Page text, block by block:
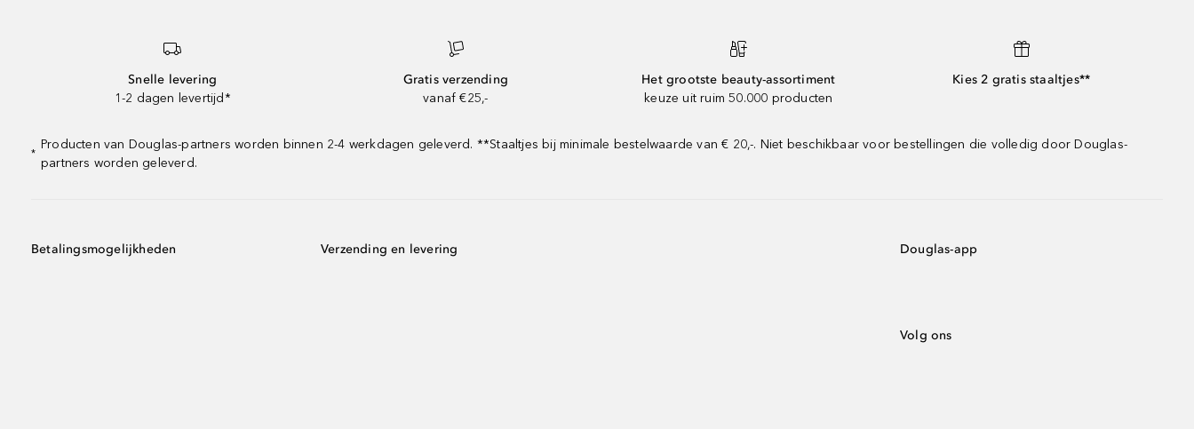
Snelle levering
1-2 dagen levertijd*
Gratis verzending
vanaf €25,-
Het grootste beauty-assortiment
keuze uit ruim 50.000 producten
Kies 2 gratis staaltjes**
*
Producten van Douglas-partners worden binnen 2-4 werkdagen geleverd. **Staaltjes bij minimale bestelwaarde van € 20,-. Niet beschikbaar voor bestellingen die volledig door Douglas-
partners worden geleverd.
Betalingsmogelijkheden Verzending en levering Douglas-app
Volg ons